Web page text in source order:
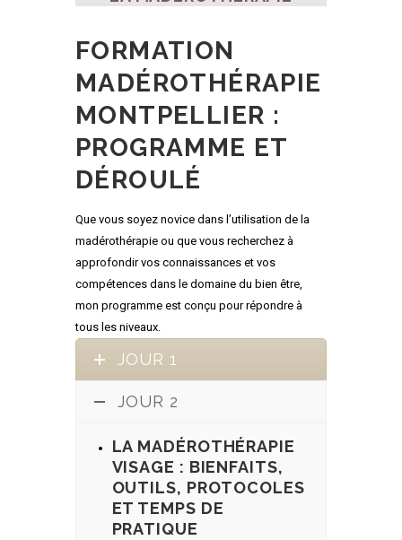
FORMATION
MADÉROTHÉRAPIE
MONTPELLIER :
PROGRAMME ET
DÉROULÉ
Que vous soyez novice dans l’utilisation de la
madérothérapie ou que vous recherchez à
approfondir vos connaissances et vos
compétences dans le domaine du bien être,
mon programme est conçu pour répondre à
tous les niveaux.
JOUR 1
JOUR 2
LA MADÉROTHÉRAPIE
VISAGE : BIENFAITS,
OUTILS, PROTOCOLES
ET TEMPS DE
PRATIQUE